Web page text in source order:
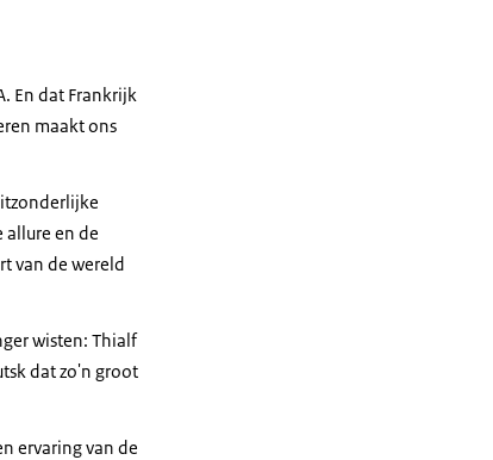
En dat Frankrijk
maakt ons
en de
van de wereld
wisten: Thialf
dat zo'n groot
ervaring van de